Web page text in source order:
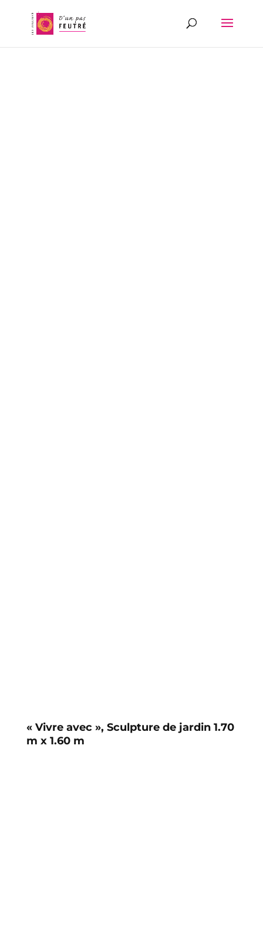
« Vivre avec », Sculpture de jardin 1.70
m x 1.60 m